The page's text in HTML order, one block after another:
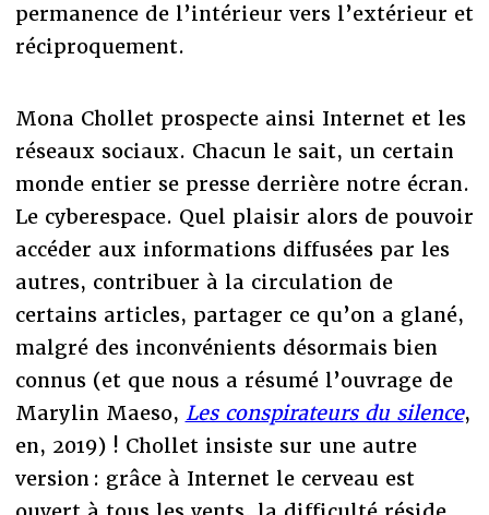
permanence de l’intérieur vers l’extérieur et
réciproquement.
Mona Chollet prospecte ainsi Internet et les
réseaux sociaux. Chacun le sait, un certain
monde entier se presse derrière notre écran.
Le cyberespace. Quel plaisir alors de pouvoir
accéder aux informations diffusées par les
autres, contribuer à la circulation de
certains articles, partager ce qu’on a glané,
malgré des inconvénients désormais bien
connus (et que nous a résumé l’ouvrage de
Marylin Maeso, Les conspirateurs du silence,
en, 2019) ! Chollet insiste sur une autre
version : grâce à Internet le cerveau est